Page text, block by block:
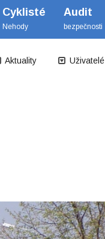
Cyklisté
Nehody
Audit
bezpečnosti
Aktuality Uživatelé